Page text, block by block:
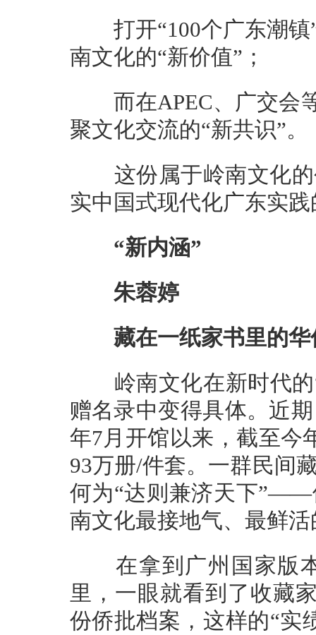
打开“100个广东潮镇”
南文化的“新价值”；
而在APEC、广交会等
聚文化交流的“新共识”。
这份属于岭南文化的
实中国式现代化广东实
“新内涵”
朱蓉婷
藏在一纸家书里的华
岭南文化在新时代的“
赠名录中变得具体。近
年7月开馆以来，截至今
93万册/件套。一群民间
何为“达则兼济天下”——
南文化最接地气、最鲜
在拿到广州国家版本
里，一眼就看到了收藏
份侨批档案，这样的“实